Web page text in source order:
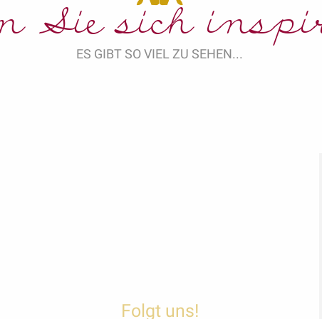
Sie sich
ES GIBT SO VIEL ZU SEHEN...
Folgt uns!